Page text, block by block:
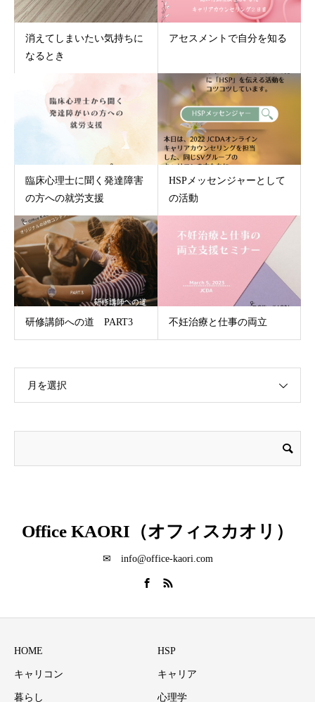
消えてしまいたい気持ちに
なるとき
アセスメントで自分を知る
臨床心理士に聞く発達障害
の方への就労支援
HSPメッセンジャーとして
の活動
研修講師への道 PART3 不妊治療と仕事の両立
月を選択
Office KAORI（オフィスカオリ）
✉ info@office-kaori.com
HOME HSP
キャリコン キャリア
暮らし 心理学